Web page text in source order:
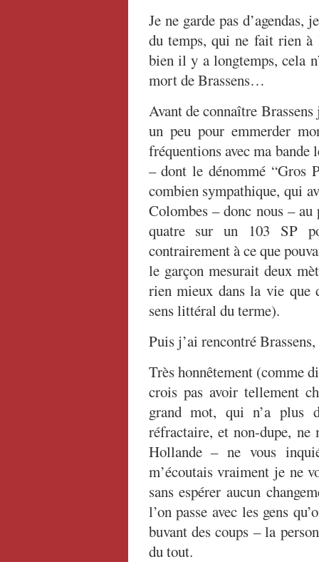
Je ne garde pas d’agendas,
du temps, qui ne fait rien à
bien il y a longtemps, cela
mort de Brassens…
Avant de connaître
un peu pour emmerder
fréquentions avec ma bande
– dont le dénommé “Gros
combien sympathique, qui
Colombes – donc nous –
quatre sur un 103 SP
contrairement à ce que
le garçon mesurait deux
rien mieux dans la vie que
sens littéral du terme).
Puis j’ai rencontré
Très honnêtement (comme
crois pas avoir tellement
grand mot, qui n’a plus
réfractaire, et non-dupe, ne
Hollande – ne vous
m’écoutais vraiment je ne
sans espérer aucun
l’on passe avec les gens
buvant des coups – la
du tout.